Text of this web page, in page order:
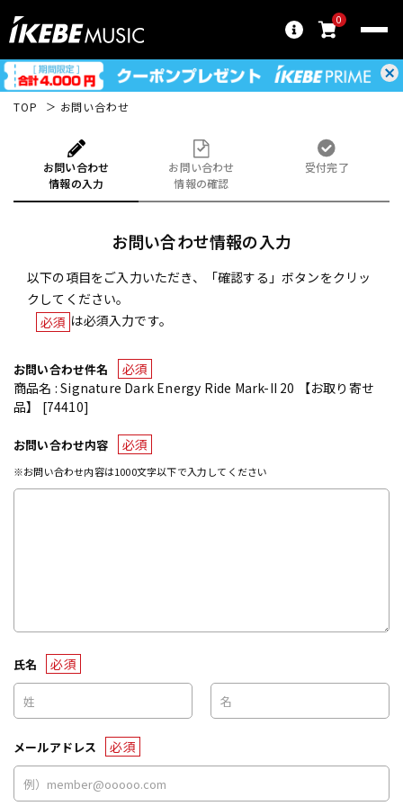
0
TOP お問い合わせ
お問い合わせ
情報の入力
お問い合わせ
情報の確認
受付完了
お問い合わせ情報の入力
以下の項目をご入力いただき、「確認する」ボタンをクリッ
クしてください。
必須 は必須入力です。
お問い合わせ件名
必須
商品名 : Signature Dark Energy Ride Mark-II 20 【お取り寄せ
品】 [74410]
お問い合わせ内容 必須
※お問い合わせ内容は1000文字以下で入力してください
氏名 必須
メールアドレス 必須